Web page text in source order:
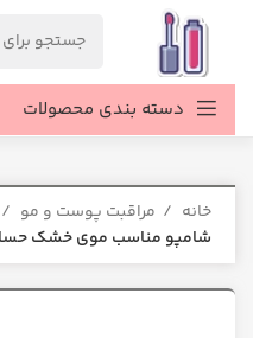
دسته بندی محصولات
خانه مراقبت پوست و مو
شامپو مناسب موی خشک